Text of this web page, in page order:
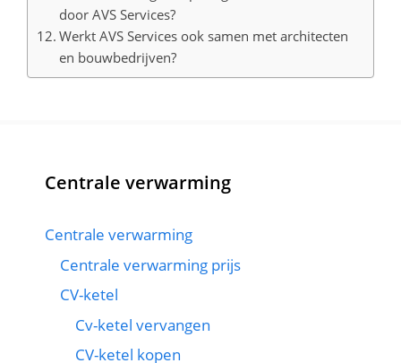
door AVS Services?
Werkt AVS Services ook samen met architecten
en bouwbedrijven?
Centrale verwarming
Centrale verwarming
Centrale verwarming prijs
CV-ketel
Cv-ketel vervangen
CV-ketel kopen